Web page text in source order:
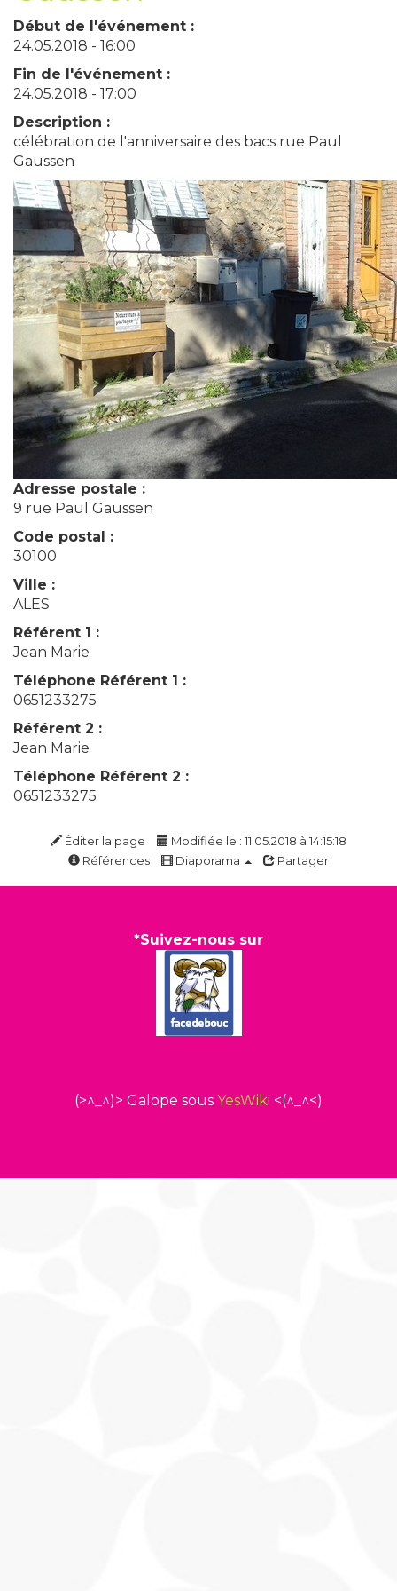
Début de l'événement :
24.05.2018 - 16:00
Fin de l'événement :
24.05.2018 - 17:00
Description :
célébration de l'anniversaire des bacs rue Paul
Gaussen
Adresse postale :
9 rue Paul Gaussen
Code postal :
30100
Ville :
ALES
Référent 1 :
Jean Marie
Téléphone Référent 1 :
0651233275
Référent 2 :
Jean Marie
Téléphone Référent 2 :
0651233275
Éditer la page
Modifiée le : 11.05.2018 à 14:15:18
Références
Diaporama Partager
*Suivez-nous sur
(>^_^)> Galope sous YesWiki <(^_^<)